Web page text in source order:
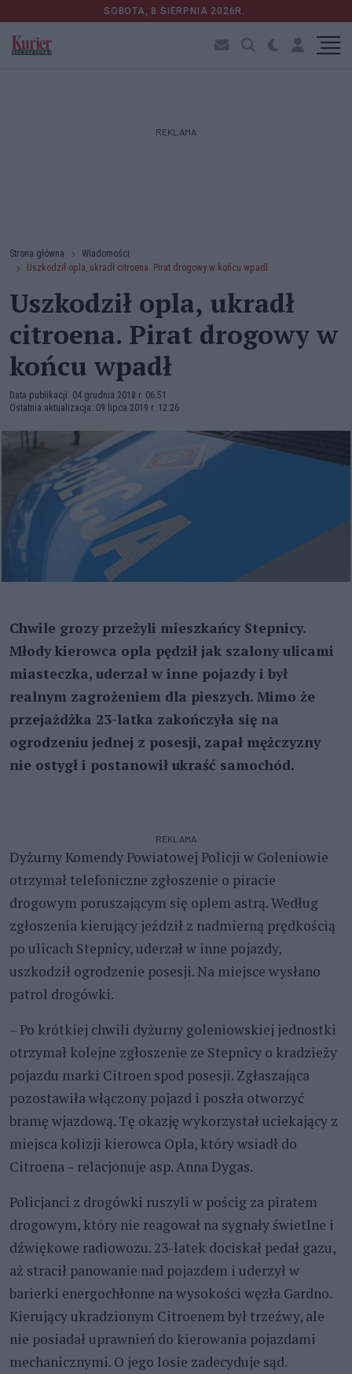
SOBOTA, 8 SIERPNIA 2026R.
REKLAMA
Strona główna
Wiadomości
Uszkodził opla, ukradł citroena. Pirat drogowy w końcu wpadł
Uszkodził opla, ukradł
citroena. Pirat drogowy w
końcu wpadł
Data publikacji: 04 grudnia 2018 r. 06:51
Ostatnia aktualizacja: 09 lipca 2019 r. 12:26
Chwile grozy przeżyli mieszkańcy Stepnicy.
Młody kierowca opla pędził jak szalony ulicami
miasteczka, uderzał w inne pojazdy i był
realnym zagrożeniem dla pieszych. Mimo że
przejażdżka 23-latka zakończyła się na
ogrodzeniu jednej z posesji, zapał mężczyzny
nie ostygł i postanowił ukraść samochód.
REKLAMA
Dyżurny Komendy Powiatowej Policji w Goleniowie
otrzymał telefoniczne zgłoszenie o piracie
drogowym poruszającym się oplem astrą. Według
zgłoszenia kierujący jeździł z nadmierną prędkością
po ulicach Stepnicy, uderzał w inne pojazdy,
uszkodził ogrodzenie posesji. Na miejsce wysłano
patrol drogówki.
– Po krótkiej chwili dyżurny goleniowskiej jednostki
otrzymał kolejne zgłoszenie ze Stepnicy o kradzieży
pojazdu marki Citroen spod posesji. Zgłaszająca
pozostawiła włączony pojazd i poszła otworzyć
bramę wjazdową. Tę okazję wykorzystał uciekający z
miejsca kolizji kierowca Opla, który wsiadł do
Citroena – relacjonuje asp. Anna Dygas.
Policjanci z drogówki ruszyli w pościg za piratem
drogowym, który nie reagował na sygnały świetlne i
dźwiękowe radiowozu. 23-latek dociskał pedał gazu,
aż stracił panowanie nad pojazdem i uderzył w
barierki energochłonne na wysokości węzła Gardno.
Kierujący ukradzionym Citroenem był trzeźwy, ale
nie posiadał uprawnień do kierowania pojazdami
mechanicznymi. O jego losie zadecyduje sąd.